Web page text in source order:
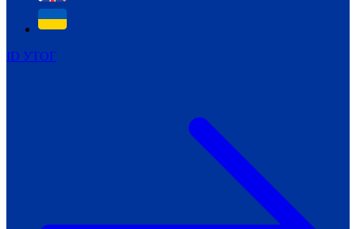
ID УТОГ
Всеукраїнський пісенний
челендж «Україно, ти є!»
Молодіжний челендж «Жестова
мова для мене – це…»
Репортажі спеціальних та
інклюзивних начальних закладів